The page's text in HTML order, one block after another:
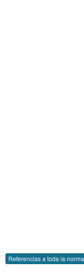
Referencias a toda la norma